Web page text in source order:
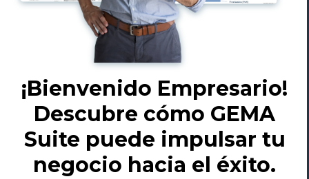
¡Bienvenido Empresario!
Descubre cómo GEMA
Suite puede impulsar tu
negocio hacia el éxito.